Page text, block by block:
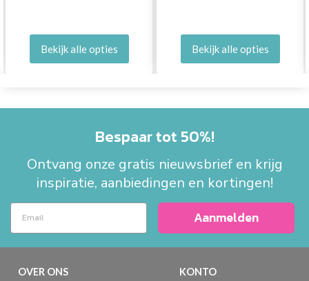
Bekijk alle opties Bekijk alle opties
Bespaar tot 50%!
Ontvang onze gratis nieuwsbrief en krijg
inspiratie, aanbiedingen en kortingen!
Aanmelden
OVER ONS KONTO